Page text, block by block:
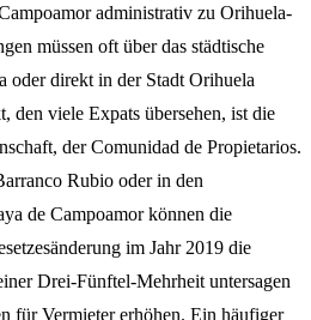
administrativ zu Orihuela-
müssen oft über das städtische
oder direkt in der Stadt Orihuela
den viele Expats übersehen, ist die
der Comunidad de Propietarios.
Rubio oder in den
de Campoamor können die
im Jahr 2019 die
Drei-Fünftel-Mehrheit untersagen
für Vermieter erhöhen. Ein häufiger